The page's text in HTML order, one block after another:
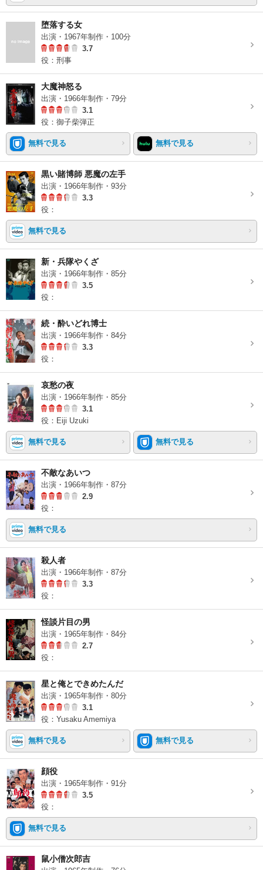
堕落する女
出演・1967年制作・100分
3.7
役：刑事
大魔神怒る
出演・1966年制作・79分
3.1
役：御子柴弾正
無料で見る 無料で見る
黒い賭博師 悪魔の左手
出演・1966年制作・93分
3.3
役：
無料で見る
新・兵隊やくざ
出演・1966年制作・85分
3.5
役：
続・酔いどれ博士
出演・1966年制作・84分
3.3
役：
哀愁の夜
出演・1966年制作・85分
3.1
役：Eiji Uzuki
無料で見る 無料で見る
不敵なあいつ
出演・1966年制作・87分
2.9
役：
無料で見る
殺人者
出演・1966年制作・87分
3.3
役：
怪談片目の男
出演・1965年制作・84分
2.7
役：
星と俺とできめたんだ
出演・1965年制作・80分
3.1
役：Yusaku Amemiya
無料で見る 無料で見る
顔役
出演・1965年制作・91分
3.5
役：
無料で見る
鼠小僧次郎吉